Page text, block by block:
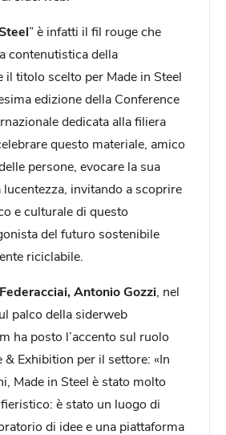
” è infatti il fil rouge che
contenutistica della
il titolo scelto per Made in Steel
edizione della Conference
dedicata alla filiera
questo materiale, amico
persone, evocare la sua
invitando a scoprire
e culturale di questo
del futuro sostenibile
riciclabile.
Antonio Gozzi , nel
palco della siderweb
ha posto l’accento sul ruolo
& Exhibition per il settore: «In
Made in Steel è stato molto
è stato un luogo di
di idee e una piattaforma